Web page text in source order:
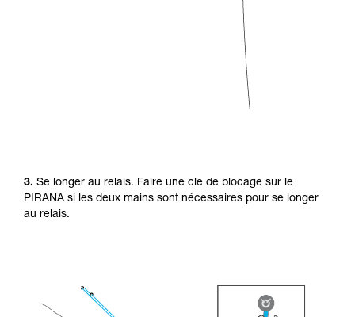
3. Se longer au relais. Faire une clé de blocage sur le
PIRANA si les deux mains sont nécessaires pour se longer
au relais.